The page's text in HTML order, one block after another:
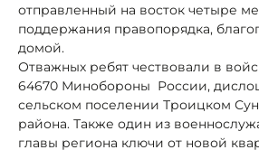
отправленный на восток четыре
поддержания правопорядка,
домой.
Отважных ребят чествовали в
64670 Минобороны России,
сельском поселении Троицком
района. Также один из
главы региона ключи от новой